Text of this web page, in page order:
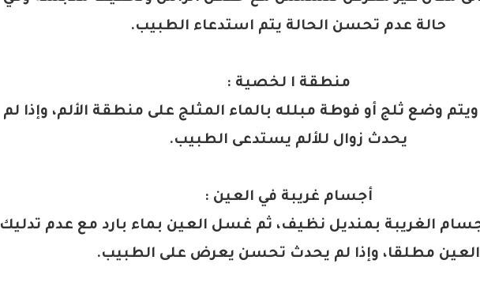
حالة عدم تحسن الحالة يتم استدعاء الطبيب.
منطقة ا لخصية :
وضع ثلج أو فوطة مبلله بالماء المثلج على منطقة الألم، وإذا لم
يحدث زوال للألم يستدعى الطبيب.
أجسام غريبة في العين :
الغريبة بمنديل نظيف، ثم غسل العين بماء بارد مع عدم تدليك
العين مطلقا، وإذا لم يحدث تحسن يعرض على الطبيب.